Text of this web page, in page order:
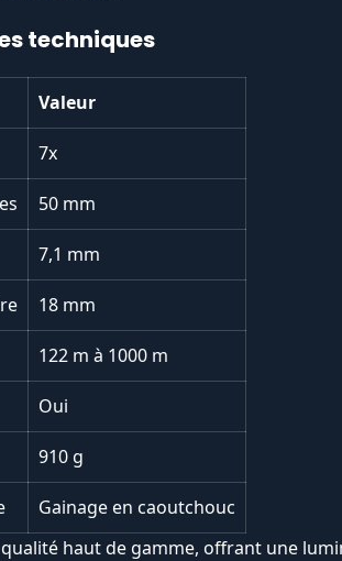
techniques
Valeur
7x
50 mm
7,1 mm
18 mm
122 m à 1000 m
Oui
910 g
Gainage en caoutchouc
haut de gamme, offrant une